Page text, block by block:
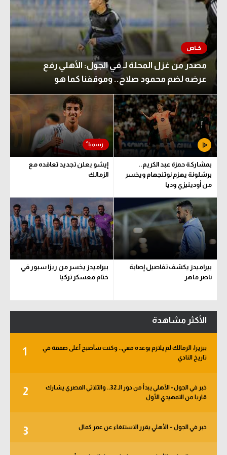
مصدر من غزل المحلة لـ في الجول: الأهلي رفع
عرضه لضم محمود صلاح.. وموقفنا كما هو
بمشاركة حمزة عبد الكريم..
برشلونة يهزم نوتنجهام ويخسر
من أودينيزي وديا
إيشو يعلن تجديد تعاقده مع
الزمالك
بيراميدز يكشف تفاصيل إصابة
ناصر ماهر
بيراميدز يخسر من ريزا سبور في
ختام معسكر تركيا
الأكثر مشاهدة
1
بيزيرا: الزمالك لم يلتزم بوعده معي.. وكنت سأصبح أغلى صفقة في
تاريخ النادي
2
خبر في الجول - الأهلي يبدأ من دور الـ 32.. والثلاثي المصري يشارك
قاريا من التمهيدي الأول
3 خبر في الجول – الأهلي يقرر الاستنغاء عن عمر كمال